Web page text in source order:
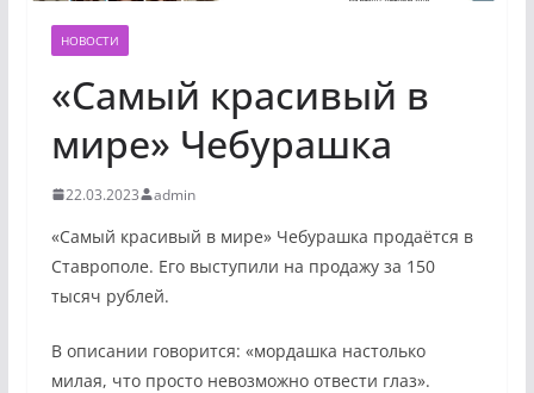
НОВОСТИ
«Самый красивый в
мире» Чебурашка
22.03.2023 admin
«Самый красивый в мире» Чебурашка продаётся в
Ставрополе. Его выступили на продажу за 150
тысяч рублей.
В описании говорится: «мордашка настолько
милая, что просто невозможно отвести глаз».